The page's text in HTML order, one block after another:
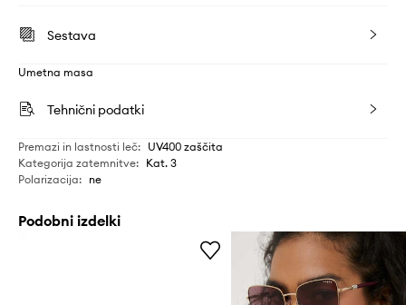
Sestava
Umetna masa
Tehnični podatki
Premazi in lastnosti leč: UV400 zaščita
Kategorija zatemnitve: Kat. 3
Polarizacija: ne
Podobni izdelki